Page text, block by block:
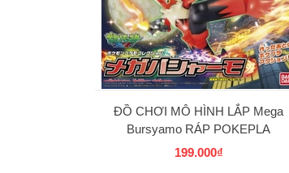
ĐỒ CHƠI MÔ HÌNH LẮP Mega
Bursyamo RÁP POKEPLA
COLLECTION 37 SELECT SERIES
199.000₫